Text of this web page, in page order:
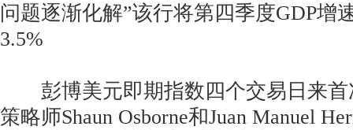
问题逐渐化解”该行将第四季度GDP增
3.5%
彭博美元即期指数四个交易日来首
策略师Shaun Osborne和Juan Manuel